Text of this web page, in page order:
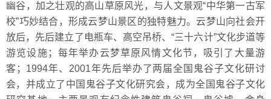
幽谷，加之壮观的高山草原风光，与人文景观“中华第一古军
校”巧妙结合，形成云梦山景区的独特魅力。云梦山向社会开
放后，先后建立了电瓶车、高空吊桥、“三十六计”文化步道等
游览设施；每年举办云梦草原风情文化节，吸引了大量游
客；1994年、2001年先后举办了两届全国鬼谷子文化研讨
会，并成立了中国鬼谷子文化研究会，成为全国鬼谷子文化